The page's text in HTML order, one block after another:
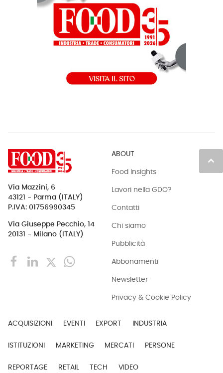
keyboard_arrow_up
Via Mazzini, 6
43121 - Parma (ITALY)
P.IVA: 01756990345
Via Giuseppe Pecchio, 14
20131 - Milano (ITALY)
ABOUT
Food Insights
Lavori nella GDO?
Contatti
Chi siamo
Pubblicità
Abbonamenti
Newsletter
Privacy & Cookie Policy
ACQUISIZIONI EVENTI EXPORT INDUSTRIA
ISTITUZIONI MARKETING MERCATI PERSONE
REPORTAGE RETAIL TECH VIDEO